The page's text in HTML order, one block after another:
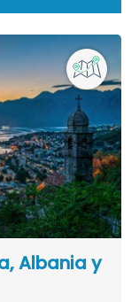
Albania y